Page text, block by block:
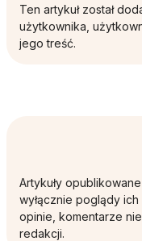
Ten artykuł został
użytkownika,
jego treść.
Artykuły
wyłącznie poglądy
opinie, komentarze
redakcji.